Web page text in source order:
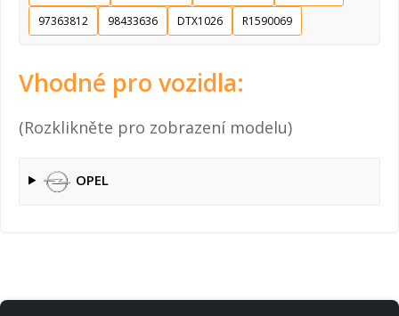
97363812
98433636 DTX1026 R1590069
Vhodné pro vozidla:
(Rozklikněte pro zobrazení modelu)
OPEL